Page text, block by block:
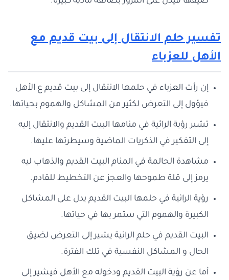
تفسير حلم الانتقال إلى بيت قديم مع
الأهل للعزباء
إن رأت العزباء في حلمها الانتقال إلى بيت قديم ع الأهل
فيؤول إلى التعرض لكثير من المشاكل والهموم بحياتها.
تشير رؤية الرائية في منامها البيت القديم والانتقال إليه
إلى التفكير في الذكريات الماضية وسيطرتها عليها.
مشاهدة الحالمة في المنام البيت القديم والذهاب ليه
يرمز إلى قلة طموحها والعجز عن التخطيط للقادم.
رؤية الرائية في حلمها البيت القديم يدل على المشاكل
الكبيرة والهموم التي ستمر بها في حياتها.
البيت القديم في حلم الرائية يشير إلى التعرض لضيق
الحال و المشاكل النفسية في تلك الفترة.
أما عن رؤية البيت القديم ودخوله مع الأهل فيشير إلى